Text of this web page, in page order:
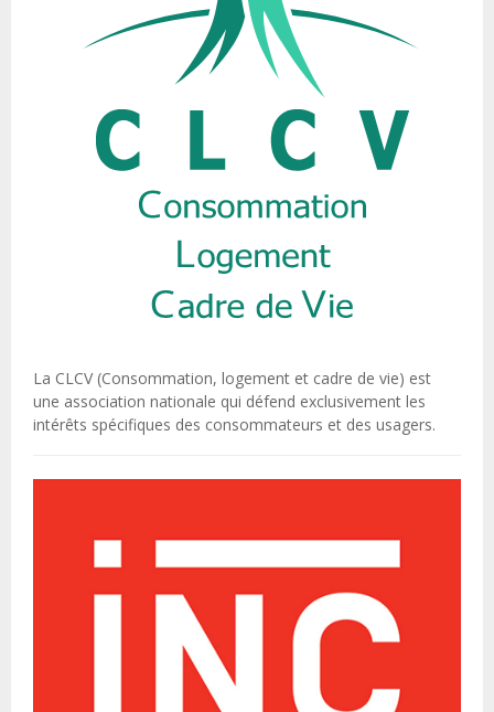
La CLCV (Consommation, logement et cadre de vie) est
une association nationale qui défend exclusivement les
intérêts spécifiques des consommateurs et des usagers.